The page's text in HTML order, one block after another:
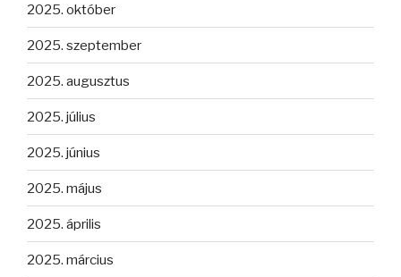
2025. október
2025. szeptember
2025. augusztus
2025. július
2025. június
2025. május
2025. április
2025. március